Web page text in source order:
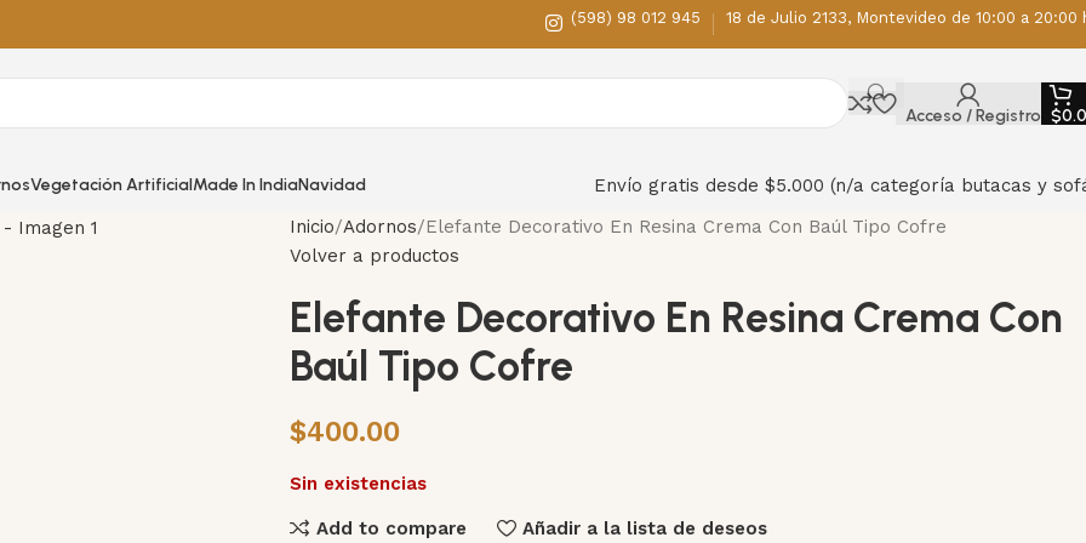
(598) 98 012 945 18 de Julio 2133, Montevideo de 10:00 a 20:00
Acceso / Registro $
Vegetación ArtificialMade In IndiaNavidad Envío gratis desde $5.000 (n/a categoría butacas y
Inicio Adornos Elefante Decorativo En Resina Crema Con Baúl Tipo Cofre
Volver a productos
Elefante Decorativo En Resina Crema Con
Baúl Tipo Cofre
$400.00
Sin existencias
Add to compare Añadir a la lista de deseos